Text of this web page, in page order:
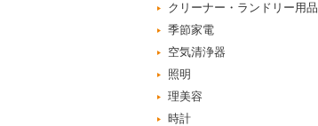
クリーナー・ランドリー用品
季節家電
空気清浄器
照明
理美容
時計